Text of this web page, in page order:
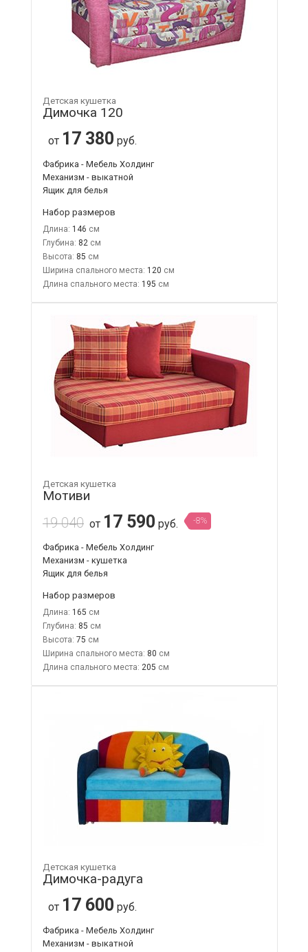
Детская кушетка
Димочка 120
от 17 380 руб.
Фабрика - Мебель Холдинг
Механизм - выкатной
Ящик для белья
Набор размеров
Длина: 146
Глубина: 82
Высота: 85
Ширина спального места: 120
Длина спального места: 195
Детская кушетка
Мотиви
19 040 от 17 590 руб. -8%
Фабрика - Мебель Холдинг
Механизм - кушетка
Ящик для белья
Набор размеров
Длина: 165
Глубина: 85
Высота: 75
Ширина спального места: 80
Длина спального места: 205
Детская кушетка
Димочка-радуга
от 17 600 руб.
Фабрика - Мебель Холдинг
Механизм - выкатной